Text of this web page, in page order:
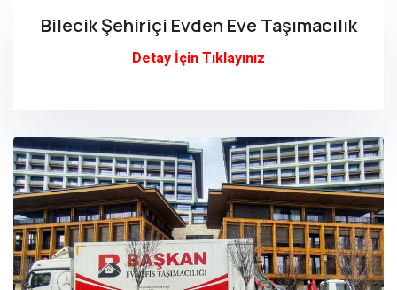
Bilecik Şehiriçi Evden Eve Taşımacılık
Detay İçin Tıklayınız